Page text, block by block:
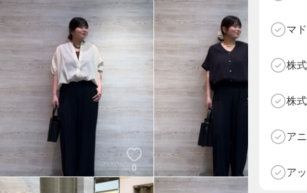
マ
株
株
ア
ア
0 0